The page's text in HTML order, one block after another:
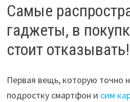
Самые
гаджеты, в
стоит отказывать!
Первая вещь, которую точно
подростку смартфон и сим